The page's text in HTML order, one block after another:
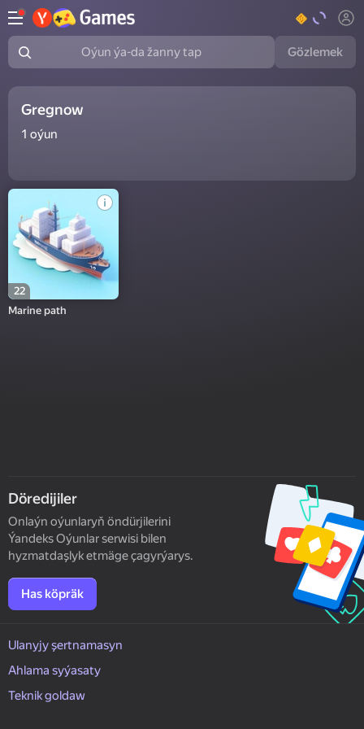
Oýun ýa-da žanny tap Gözlemek
Gregnow
1 oýun
22
Marine path
Döredijiler
Onlaýn oýunlaryň öndürjilerini
Ýandeks Oýunlar serwisi bilen
hyzmatdaşlyk etmäge çagyrýarys.
Has köpräk
Ulanyjy şertnamasyn
Ahlama syýasaty
Teknik goldaw